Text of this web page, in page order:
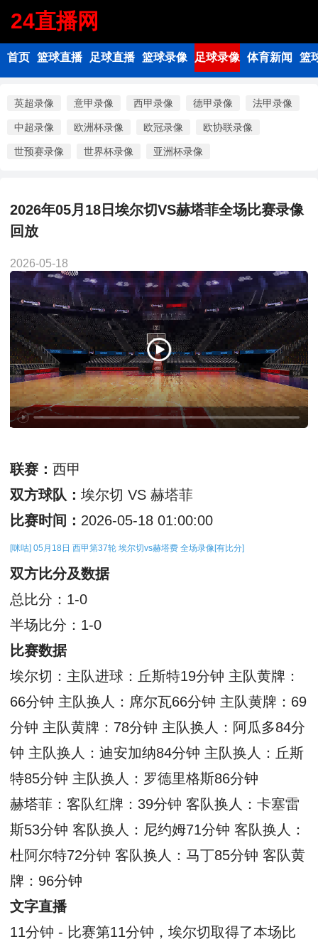
24直播网
首页 篮球直播 足球直播 篮球录像 足球录像 体育新闻 篮
英超录像 意甲录像 西甲录像 德甲录像 法甲录像
中超录像 欧洲杯录像 欧冠录像 欧协联录像
世预赛录像 世界杯录像 亚洲杯录像
2026年05月18日埃尔切VS赫塔菲全场比赛录像
回放
2026-05-18
联赛： 西甲
双方球队： 埃尔切 VS 赫塔菲
比赛时间： 2026-05-18 01:00:00
[咪咕] 05月18日 西甲第37轮 埃尔切vs赫塔费 全场录像[有比分]
双方比分及数据
总比分：1-0
半场比分：1-0
比赛数据
埃尔切：主队进球：丘斯特19分钟 主队黄牌：
66分钟 主队换人：席尔瓦66分钟 主队黄牌：69
分钟 主队黄牌：78分钟 主队换人：阿瓜多84分
钟 主队换人：迪安加纳84分钟 主队换人：丘斯
特85分钟 主队换人：罗德里格斯86分钟
赫塔菲：客队红牌：39分钟 客队换人：卡塞雷
斯53分钟 客队换人：尼约姆71分钟 客队换人：
杜阿尔特72分钟 客队换人：马丁85分钟 客队黄
牌：96分钟
文字直播
11分钟 - 比赛第11分钟，埃尔切取得了本场比